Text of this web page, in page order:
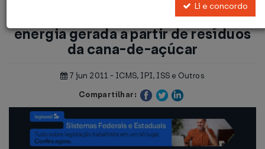
ICMS-SP: Governo desonera a
energia gerada a partir de resíduos
da cana-de-açúcar
7 jun 2011 - ICMS, IPI, ISS e Outros
Compartilhar:
Li e concordo